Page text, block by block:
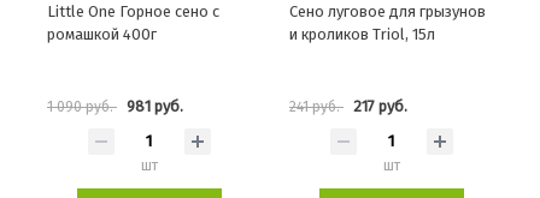
Little One Горное сено с
ромашкой 400г
1 090 руб. 981 руб.
шт
Сено луговое для грызунов
и кроликов Triol, 15л
241 руб. 217 руб.
шт